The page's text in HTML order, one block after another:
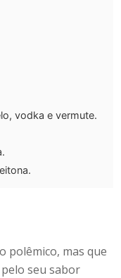
vodka e vermute.
polêmico, mas que
seu sabor